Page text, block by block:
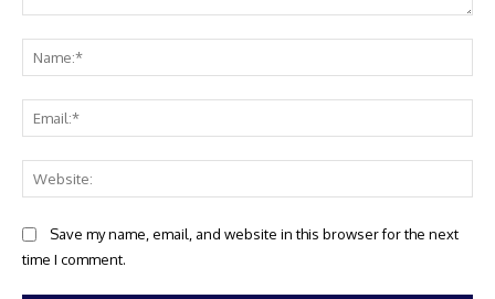
Save my name, email, and website in this browser for the next
time I comment.